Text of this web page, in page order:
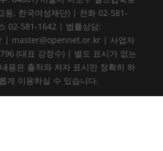
동, 한국여성재단) | 전화 02-581-
02-581-1642 | 법률상담:
| master@opennet.or.kr | 사업자
(대표 강정수) | 별도 표시가 없는
용은 출처와 저자 표시만 정확히 하
게 이용하실 수 있습니다.